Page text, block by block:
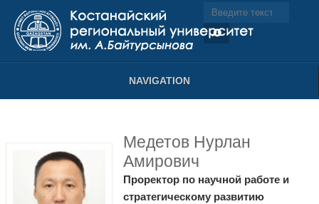
NAVIGATION
Медетов Нурлан
Амирович
Проректор по научной работе и
стратегическому развитию